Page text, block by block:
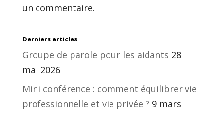
un commentaire.
Derniers articles
Groupe de parole pour les aidants 28
mai 2026
Mini conférence : comment équilibrer vie
professionnelle et vie privée ? 9 mars